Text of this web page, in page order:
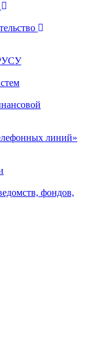
линий»
фондов,